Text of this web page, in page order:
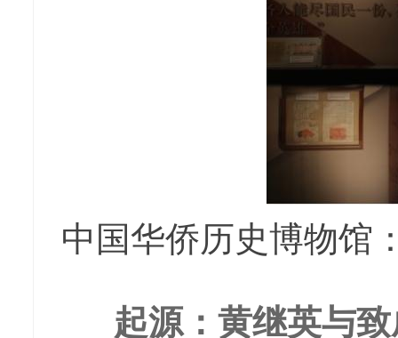
中国华侨历史博物馆
起源：黄继英与致